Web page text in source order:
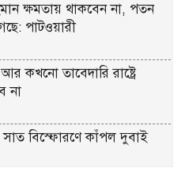
ক্ষমতায় থাকবেন না, পতন
পাটওয়ারী
কখনো তাবেদারি রাষ্ট্রে
না
সাত বিস্ফোরণে কাঁপল দুবাই